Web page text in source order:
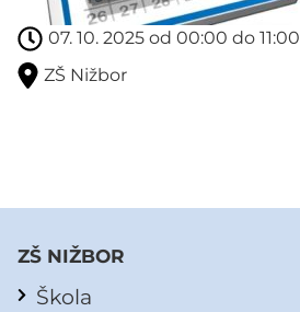
07. 10. 2025 od 00:00 do 11:00
ZŠ Nižbor
ZŠ NIŽBOR
Škola